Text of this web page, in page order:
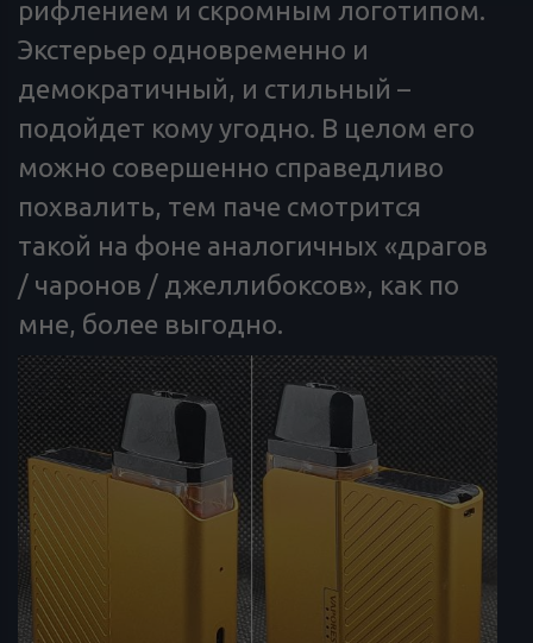
рифлением и скромным логотипом.
Экстерьер одновременно и
демократичный, и стильный –
подойдет кому угодно. В целом его
можно совершенно справедливо
похвалить, тем паче смотрится
такой на фоне аналогичных «драгов
/ чаронов / джеллибоксов», как по
мне, более выгодно.